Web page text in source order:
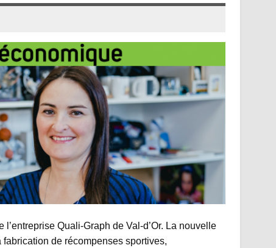
Quali-Graph de Val-d’Or. La nouvelle
de récompenses sportives,